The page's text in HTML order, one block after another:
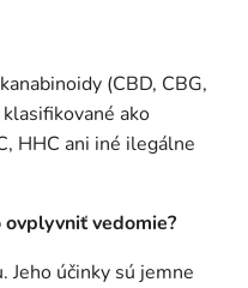
(CBD, CBG,
ako
HHC ani iné ilegálne
ovplyvniť vedomie?
Jeho účinky sú jemne